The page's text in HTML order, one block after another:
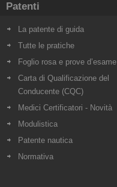
Patenti
La patente di guida
Tutte le pratiche
Foglio rosa e prove d’esame
Carta di Qualificazione del
Conducente (CQC)
Medici Certificatori - Novità
Modulistica
Patente nautica
Normativa